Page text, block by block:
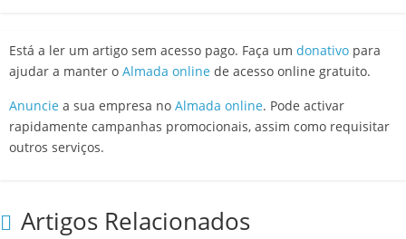
Está a ler um artigo sem acesso pago. Faça um donativo para
ajudar a manter o Almada online de acesso online gratuito.
Anuncie a sua empresa no Almada online. Pode activar
rapidamente campanhas promocionais, assim como requisitar
outros serviços.
Artigos Relacionados